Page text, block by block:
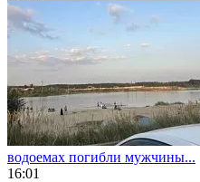
водоемах погибли мужчины...
16:01